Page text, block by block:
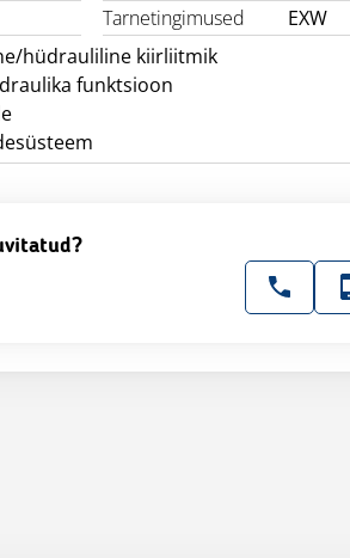
Tarnetingimused
EXW
hüdrauliline kiirliitmik
funktsioon